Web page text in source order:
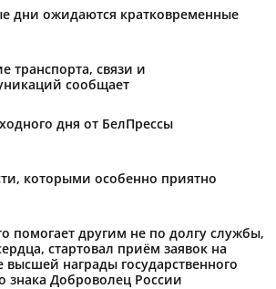
дни ожидаются кратковременные
транспорта, связи и
сообщает
дня от БелПрессы
которыми особенно приятно
помогает другим не по долгу службы,
стартовал приём заявок на
высшей награды государственного
знака Доброволец России